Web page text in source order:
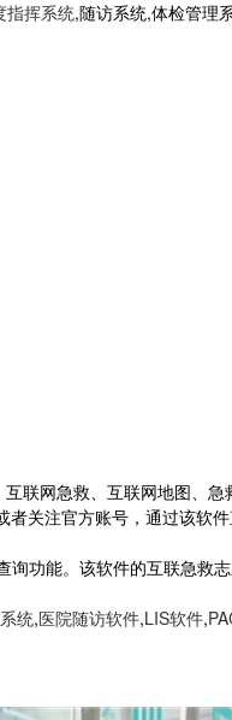
指挥系统,随访系统,体检管理
联网急救、互联网地图、
注官方账号，通过该软
能。该软件的互联急救
统,医院随访软件,LIS软件,